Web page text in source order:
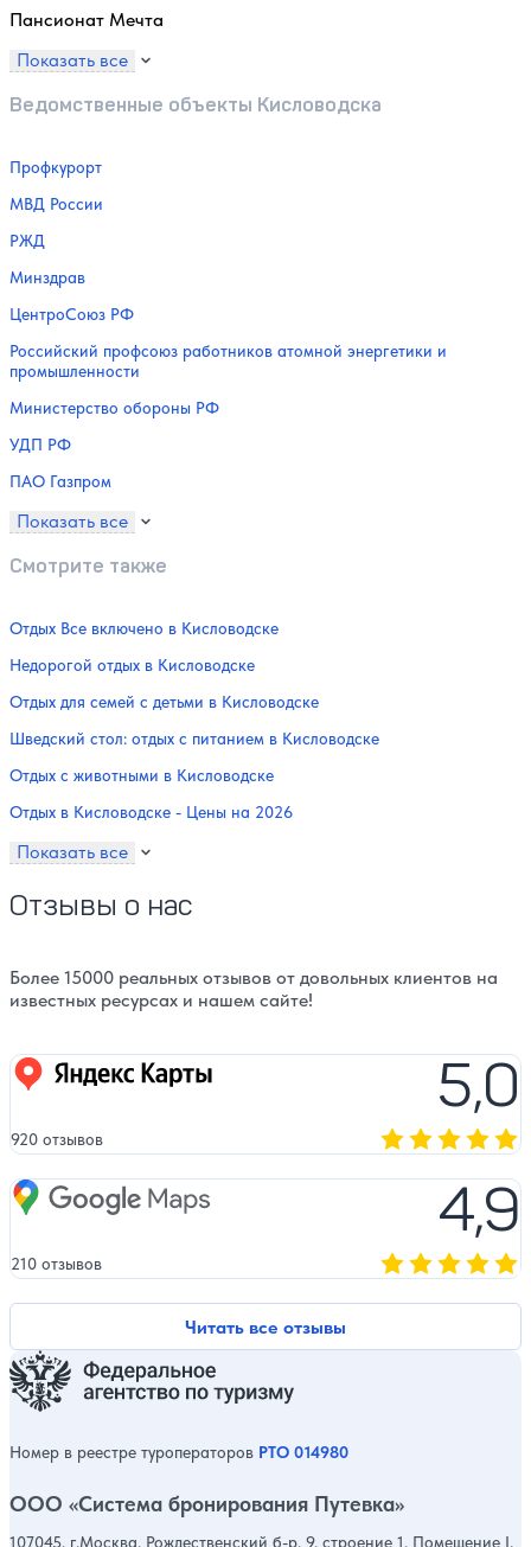
Пансионат Мечта
Показать все
Ведомственные объекты Кисловодска
Профкурорт
МВД России
РЖД
Минздрав
ЦентроСоюз РФ
Российский профсоюз работников атомной энергетики и
промышленности
Министерство обороны РФ
УДП РФ
ПАО Газпром
Показать все
Смотрите также
Отдых Все включено в Кисловодске
Недорогой отдых в Кисловодске
Отдых для семей с детьми в Кисловодске
Шведский стол: отдых с питанием в Кисловодске
Отдых с животными в Кисловодске
Отдых в Кисловодске - Цены на 2026
Показать все
Отзывы о нас
Более 15000 реальных отзывов от довольных клиентов на
известных ресурсах и нашем сайте!
Читать все отзывы
Яндекс карты 5,0
920 отзывов
Google Maps 4,9
210 отзывов
Номер в реестре туроператоров РТО 014980
ООО «Система бронирования Путевка»
107045, г.Москва, Рождественский б-р, 9, строение 1, Помещение I,